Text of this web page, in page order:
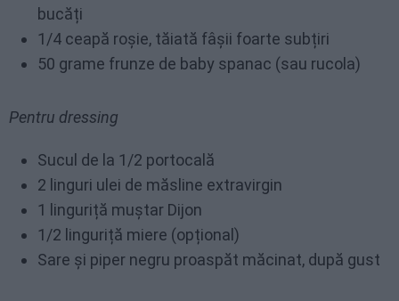
bucăți
1/4 ceapă roșie, tăiată fâșii foarte subțiri
50 grame frunze de baby spanac (sau rucola)
Pentru dressing
Sucul de la 1/2 portocală
2 linguri ulei de măsline extravirgin
1 linguriță muștar Dijon
1/2 linguriță miere (opțional)
Sare și piper negru proaspăt măcinat, după gust